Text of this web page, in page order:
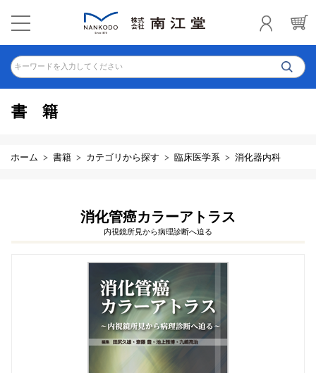
キーワードを入力してください
書籍
ホーム 書籍 カテゴリから探す 臨床医学系 消化器内科
消化管癌カラーアトラス
内視鏡所見から病理診断へ迫る